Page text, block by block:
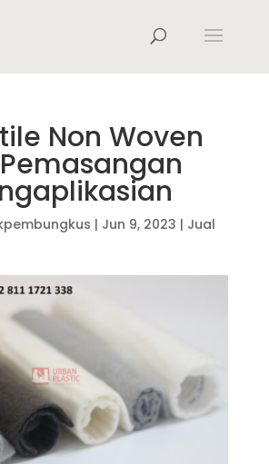
Non Woven
| Jun 9, 2023 | Jual